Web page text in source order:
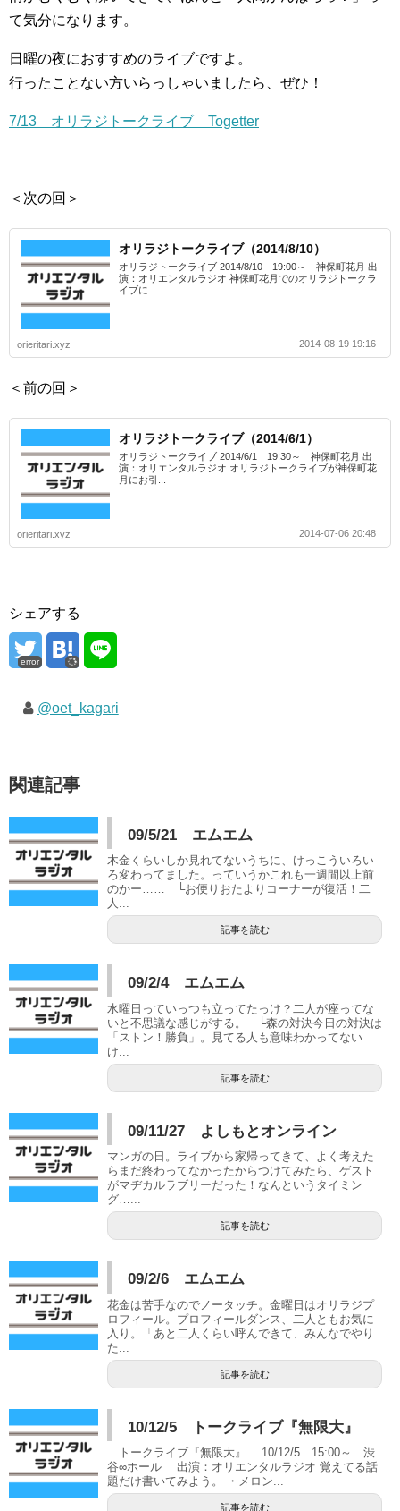
て気分になります。
日曜の夜におすすめのライブですよ。
行ったことない方いらっしゃいましたら、ぜひ！
7/13 オリラジトークライブ Togetter
＜次の回＞
オリラジトークライブ（2014/8/10）
オリラジトークライブ 2014/8/10 19:00～ 神保町花月 出
演：オリエンタルラジオ 神保町花月でのオリラジトークラ
イブに...
orieritari.xyz 2014-08-19 19:16
＜前の回＞
オリラジトークライブ（2014/6/1）
オリラジトークライブ 2014/6/1 19:30～ 神保町花月 出
演：オリエンタルラジオ オリラジトークライブが神保町花
月にお引...
orieritari.xyz 2014-07-06 20:48
シェアする
error
@oet_kagari
関連記事
09/5/21 エムエム
木金くらいしか見れてないうちに、けっこういろい
ろ変わってました。っていうかこれも一週間以上前
のかー…… └お便りおたよりコーナーが復活！二
人...
記事を読む
09/2/4 エムエム
水曜日っていっつも立ってたっけ？二人が座ってな
いと不思議な感じがする。 └森の対決今日の対決は
「ストン！勝負」。見てる人も意味わかってない
け...
記事を読む
09/11/27 よしもとオンライン
マンガの日。ライブから家帰ってきて、よく考えた
らまだ終わってなかったからつけてみたら、ゲスト
がマヂカルラブリーだった！なんというタイミン
グ…...
記事を読む
09/2/6 エムエム
花金は苦手なのでノータッチ。金曜日はオリラジプ
ロフィール。プロフィールダンス、二人ともお気に
入り。「あと二人くらい呼んできて、みんなでやり
た...
記事を読む
10/12/5 トークライブ『無限大』
トークライブ『無限大』 10/12/5 15:00～ 渋
谷∞ホール 出演：オリエンタルラジオ 覚えてる話
題だけ書いてみよう。 ・メロン...
記事を読む